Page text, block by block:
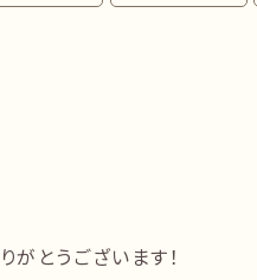
とうございます！